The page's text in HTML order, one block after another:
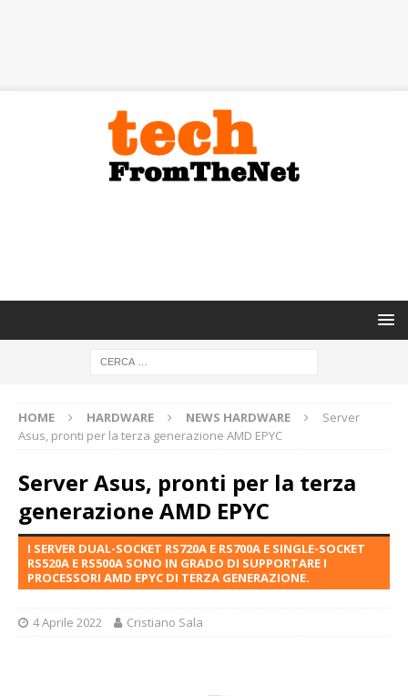
HOME HARDWARE NEWS HARDWARE
Server
Asus, pronti per la terza generazione AMD EPYC
Server Asus, pronti per la terza
generazione AMD EPYC
I SERVER DUAL-SOCKET RS720A E RS700A E SINGLE-SOCKET
RS520A E RS500A SONO IN GRADO DI SUPPORTARE I
PROCESSORI AMD EPYC DI TERZA GENERAZIONE.
4 Aprile 2022 Cristiano Sala